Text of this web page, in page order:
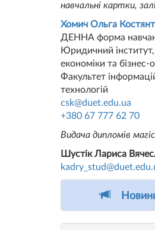
навчальні картки,
Хомич Ольга
ДЕННА форма
Юридичний інститут,
економіки та бізнес-
Факультет
технологій
csk@duet.edu.ua
+380 67 777 62 70
Видача дипломів
Шустік Лариса